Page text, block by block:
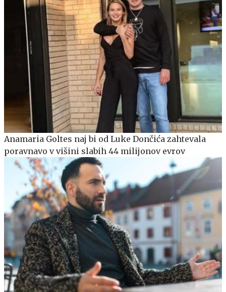
Anamaria Goltes naj bi od Luke Dončića zahtevala
poravnavo v višini slabih 44 milijonov evrov